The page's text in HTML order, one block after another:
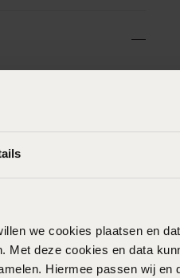
we cookies plaatsen en
deze cookies en data
Hiermee passen wij en